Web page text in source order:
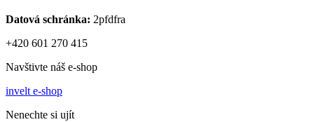
Datová schránka: 2pfdfra
+420 601 270 415
Navštivte náš e-shop
invelt e-shop
Nenechte si ujít